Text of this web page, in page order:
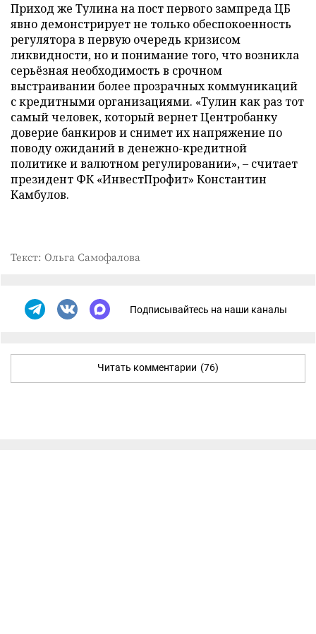
Приход же Тулина на пост первого зампреда ЦБ
явно демонстрирует не только обеспокоенность
регулятора в первую очередь кризисом
ликвидности, но и понимание того, что возникла
серьёзная необходимость в срочном
выстраивании более прозрачных коммуникаций
с кредитными организациями. «Тулин как раз тот
самый человек, который вернет Центробанку
доверие банкиров и снимет их напряжение по
поводу ожиданий в денежно-кредитной
политике и валютном регулировании», – считает
президент ФК «ИнвестПрофит» Константин
Камбулов.
Текст: Ольга Самофалова
Подписывайтесь на наши каналы
Читать комментарии (76)